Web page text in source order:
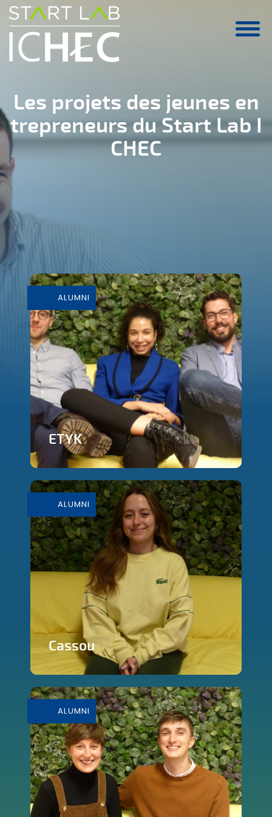
Aller au contenu principal
Les projets des jeunes en
trepreneurs du Start Lab I
CHEC
ALUMNI
ETYK
En savoir plus
ALUMNI
Cassou
En savoir plus
ALUMNI